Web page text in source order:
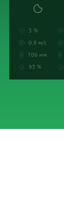
3 %
0.8 м/с
706 мм
93 %